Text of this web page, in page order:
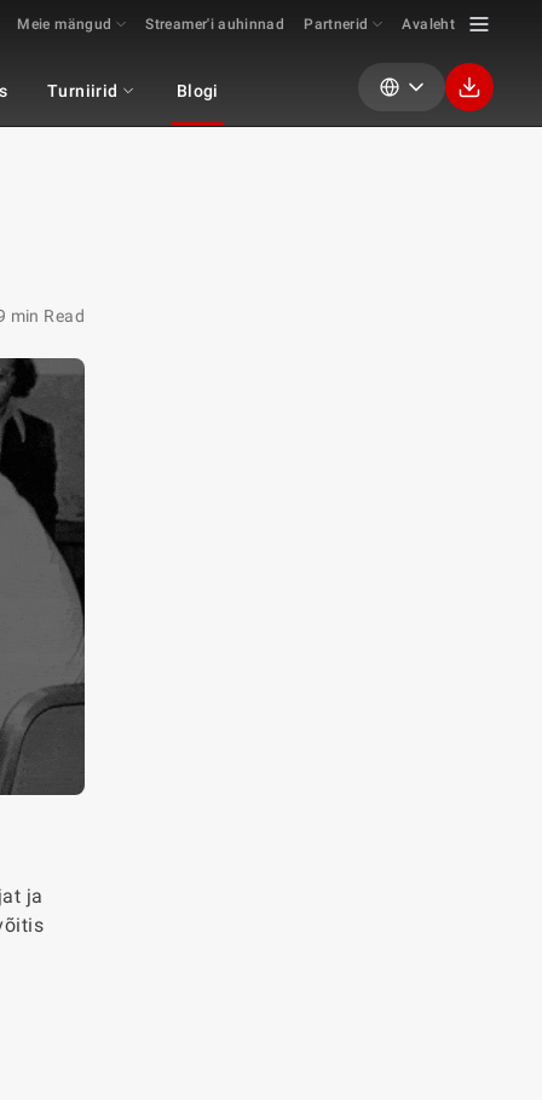
Meie mängud Streamer'i auhinnad Partnerid Avaleht
Turniirid Blogi
min Read
ja